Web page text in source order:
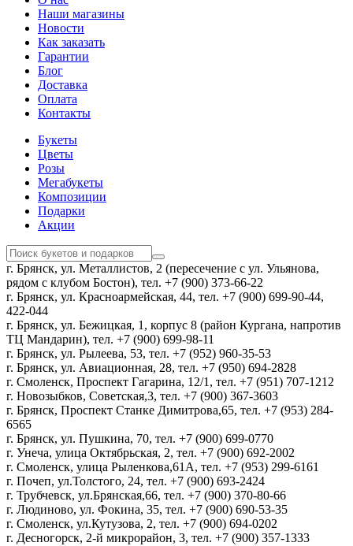
Наши магазины
Новости
Как заказать
Гарантии
Блог
Доставка
Оплата
Контакты
Букеты
Цветы
Розы
Мегабукеты
Композиции
Подарки
Акции
г. Брянск, ул. Металлистов, 2 (пересечение с ул. Ульянова,
рядом с клубом Бостон), тел. +7 (900) 373-66-22
г. Брянск, ул. Красноармейская, 44, тел. +7 (900) 699-90-44,
422-044
г. Брянск, ул. Бежицкая, 1, корпус 8 (район Кургана, напротив
ТЦ Мандарин), тел. +7 (900) 699-98-11
г. Брянск, ул. Рылеева, 53, тел. +7 (952) 960-35-53
г. Брянск, ул. Авиационная, 28, тел. +7 (950) 694-2828
г. Смоленск, Проспект Гагарина, 12/1, тел. +7 (951) 707-1212
г. Новозыбков, Советская,3, тел. +7 (900) 367-3603
г. Брянск, Проспект Станке Димитрова,65, тел. +7 (953) 284-
6565
г. Брянск, ул. Пушкина, 70, тел. +7 (900) 699-0770
г. Унеча, улица Октябрьская, 2, тел. +7 (900) 692-2002
г. Смоленск, улица Рыленкова,61А, тел. +7 (953) 299-6161
г. Почеп, ул.Толстого, 24, тел. +7 (900) 693-2424
г. Трубчевск, ул.Брянская,66, тел. +7 (900) 370-80-66
г. Людиново, ул. Фокина, 35, тел. +7 (900) 690-53-35
г. Смоленск, ул.Кутузова, 2, тел. +7 (900) 694-0202
г. Десногорск, 2-й микрорайон, 3, тел. +7 (900) 357-1333